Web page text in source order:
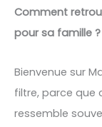
Comment
pour sa famille ?
Bienvenue sur
filtre, parce que
ressemble